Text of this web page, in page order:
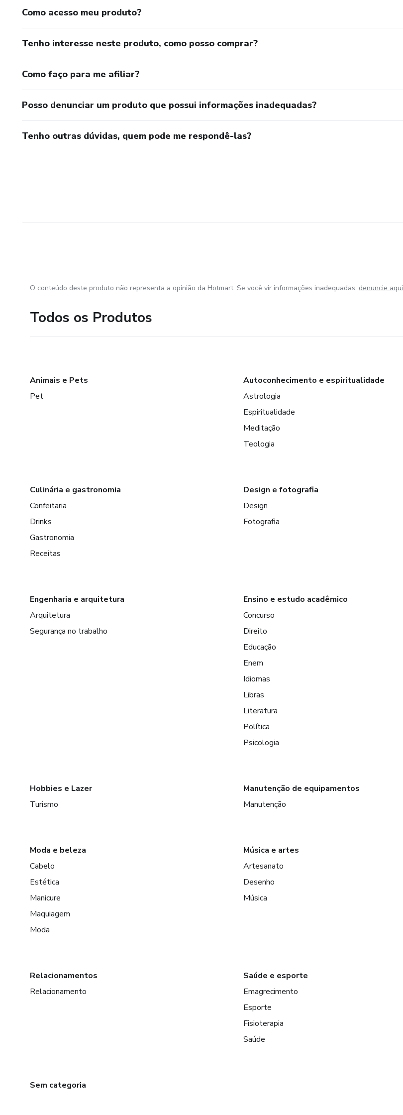
Como acesso meu produto?
Tenho interesse neste produto, como posso comprar?
Como faço para me afiliar?
Posso denunciar um produto que possui informações inadequadas?
Tenho outras dúvidas, quem pode me respondê-las?
O conteúdo deste produto não representa a opinião da Hotmart. Se você vir informações inadequadas, denuncie aqui
Todos os Produtos
Animais e Pets
Pet
Autoconhecimento e espiritualidade
Astrologia
Espiritualidade
Meditação
Teologia
Culinária e gastronomia
Confeitaria
Drinks
Gastronomia
Receitas
Design e fotografia
Design
Fotografia
Engenharia e arquitetura
Arquitetura
Segurança no trabalho
Ensino e estudo acadêmico
Concurso
Direito
Educação
Enem
Idiomas
Libras
Literatura
Política
Psicologia
Hobbies e Lazer
Turismo
Manutenção de equipamentos
Manutenção
Moda e beleza
Cabelo
Estética
Manicure
Maquiagem
Moda
Música e artes
Artesanato
Desenho
Música
Relacionamentos
Relacionamento
Saúde e esporte
Emagrecimento
Esporte
Fisioterapia
Saúde
Sem categoria